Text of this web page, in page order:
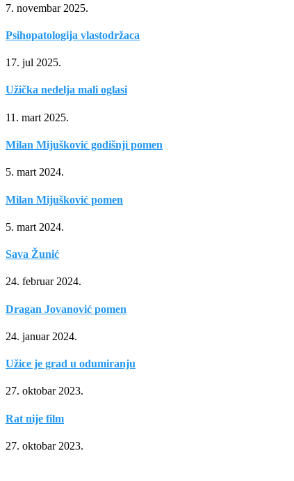
7. novembar 2025.
Psihopatologija vlastodržaca
17. jul 2025.
Užička nedelja mali oglasi
11. mart 2025.
Milan Mijušković godišnji pomen
5. mart 2024.
Milan Mijušković pomen
5. mart 2024.
Sava Žunić
24. februar 2024.
Dragan Jovanović pomen
24. januar 2024.
Užice je grad u odumiranju
27. oktobar 2023.
Rat nije film
27. oktobar 2023.